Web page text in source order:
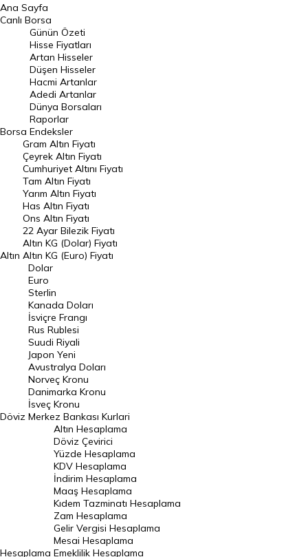
BIST 100 Hisseleri
En Çok Artan Hisseler
En Çok Düşen Hisseler
Hacmi Artanlar
Geçmiş Kapanışlar
Dünya Borsaları
Raporlar
Endeksler
DÖVİZ
Döviz Kuru
Dolar Kuru
Euro Kuru
Pound Kuru
Frank Kuru
Riyal Kuru
Avustralya Doları
Danimarka Kronu Kuru
Kanada Doları Kuru
Norveç Kronu Kuru
İsveç Kronu Kuru
Japon Yeni Kuru
Serbest Piyasa Döviz Kurları
Merkez Bankası Döviz Kurları
Ana Sayfa
Canlı Borsa
Borsa
Günün Özeti
Hisse Fiyatları
Artan Hisseler
Düşen Hisseler
Hacmi Artanlar
Adedi Artanlar
Dünya Borsaları
Raporlar
Endeksler
Altın
Gram Altın Fiyatı
Çeyrek Altın Fiyatı
Cumhuriyet Altını Fiyatı
Tam Altın Fiyatı
Yarım Altın Fiyatı
Has Altın Fiyatı
Ons Altın Fiyatı
22 Ayar Bilezik Fiyatı
Altın KG (Dolar) Fiyatı
Altın KG (Euro) Fiyatı
Döviz
Dolar
Euro
Sterlin
Kanada Doları
İsviçre Frangı
Rus Rublesi
Suudi Riyali
Japon Yeni
Avustralya Doları
Norveç Kronu
Danimarka Kronu
İsveç Kronu
Merkez Bankası Kurlari
Hesaplama
Altın Hesaplama
Döviz Çevirici
Yüzde Hesaplama
KDV Hesaplama
İndirim Hesaplama
Maaş Hesaplama
Kıdem Tazminatı Hesaplama
Zam Hesaplama
Gelir Vergisi Hesaplama
Mesai Hesaplama
Emeklilik Hesaplama